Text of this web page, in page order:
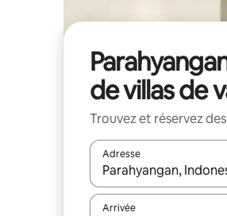
de villas de
Trouvez et réservez
Adresse
Lorsque les résultats
Arrivée